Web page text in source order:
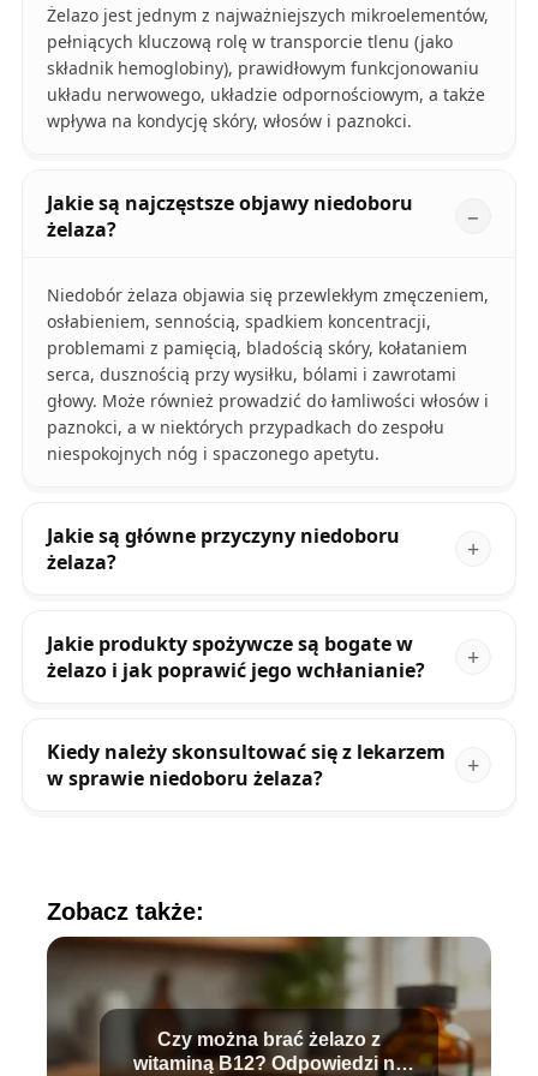
Żelazo jest jednym z najważniejszych mikroelementów,
pełniących kluczową rolę w transporcie tlenu (jako
składnik hemoglobiny), prawidłowym funkcjonowaniu
układu nerwowego, układzie odpornościowym, a także
wpływa na kondycję skóry, włosów i paznokci.
Jakie są najczęstsze objawy niedoboru
żelaza?
Niedobór żelaza objawia się przewlekłym zmęczeniem,
osłabieniem, sennością, spadkiem koncentracji,
problemami z pamięcią, bladością skóry, kołataniem
serca, dusznością przy wysiłku, bólami i zawrotami
głowy. Może również prowadzić do łamliwości włosów i
paznokci, a w niektórych przypadkach do zespołu
niespokojnych nóg i spaczonego apetytu.
Jakie są główne przyczyny niedoboru
żelaza?
Jakie produkty spożywcze są bogate w
żelazo i jak poprawić jego wchłanianie?
Kiedy należy skonsultować się z lekarzem
w sprawie niedoboru żelaza?
Zobacz także:
Czy można brać żelazo z
witaminą B12? Odpowiedzi na